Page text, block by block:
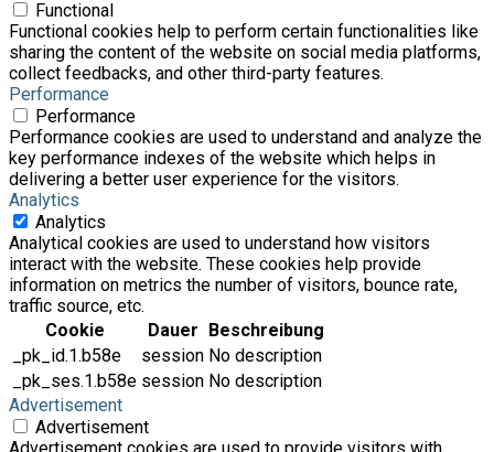
Functional
Functional cookies help to perform certain functionalities like
sharing the content of the website on social media platforms,
collect feedbacks, and other third-party features.
Performance
Performance
Performance cookies are used to understand and analyze the
key performance indexes of the website which helps in
delivering a better user experience for the visitors.
Analytics
Analytics
Analytical cookies are used to understand how visitors
interact with the website. These cookies help provide
information on metrics the number of visitors, bounce rate,
traffic source, etc.
Cookie
Dauer
Beschreibung
_pk_id.1.b58e
session No description
_pk_ses.1.b58e session No description
Advertisement
Advertisement